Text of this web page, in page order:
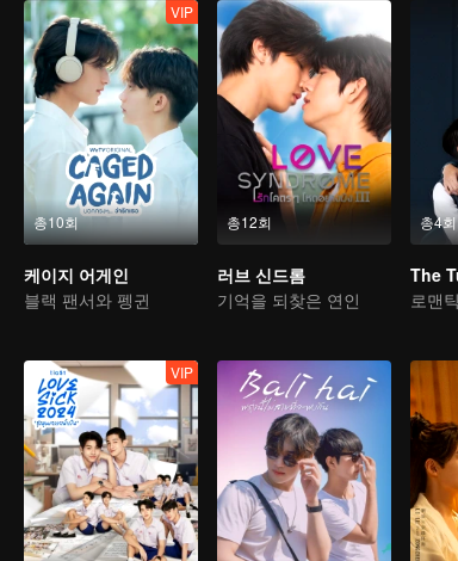
총10회
VIP
케이지 어게인
블랙 팬서와 펭귄
총12회
러브 신드롬
기억을 되찾은 연인
총4회
The
로맨
VIP